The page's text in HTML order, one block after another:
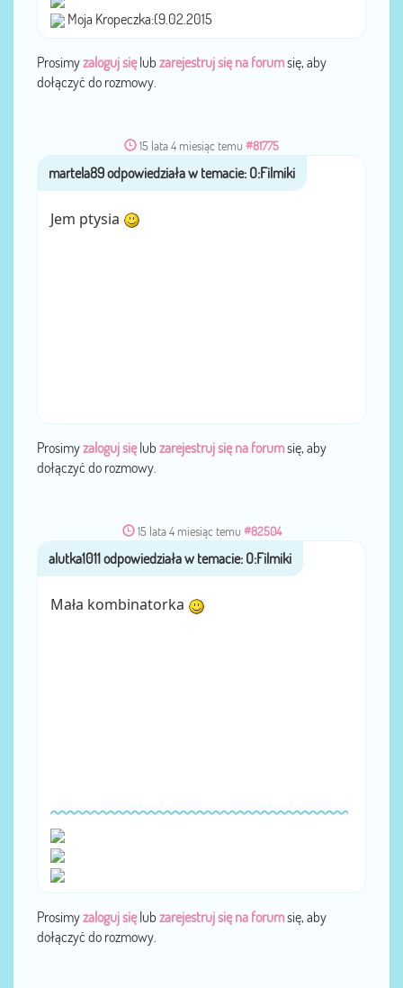
Moja Kropeczka:(9.02.2015
Prosimyzaloguj sięlub zarejestruj się na forumsię, aby
dołączyć do rozmowy.
15 lata 4 miesiąc temu #81775
Jem ptysia
Prosimyzaloguj sięlub zarejestruj się na forumsię, aby
dołączyć do rozmowy.
15 lata 4 miesiąc temu #82504
przezalutka1011
Mała kombinatorka
Prosimyzaloguj sięlub zarejestruj się na forumsię, aby
dołączyć do rozmowy.